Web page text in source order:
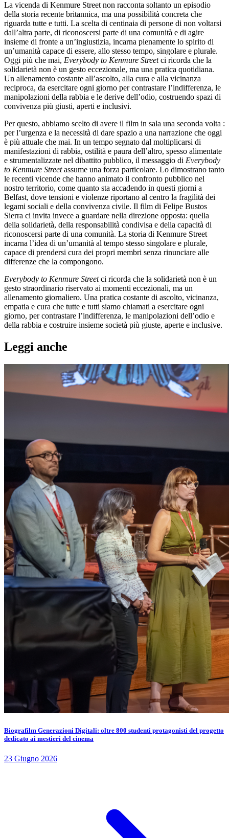
La vicenda di Kenmure Street non racconta soltanto un episodio
della storia recente britannica, ma una possibilità concreta che
riguarda tutte e tutti. La scelta di centinaia di persone di non voltarsi
dall’altra parte, di riconoscersi parte di una comunità e di agire
insieme di fronte a un’ingiustizia, incarna pienamente lo spirito di
un’umanità capace di essere, allo stesso tempo, singolare e plurale.
Oggi più che mai, Everybody to Kenmure Streetci ricorda che la
solidarietà non è un gesto eccezionale, ma una pratica quotidiana.
Un allenamento costante all’ascolto, alla cura e alla vicinanza
reciproca, da esercitare ogni giorno per contrastare l’indifferenza, le
manipolazioni della rabbia e le derive dell’odio, costruendo spazi di
convivenza più giusti, aperti e inclusivi.
Per questo, abbiamo scelto di avere il film in sala una seconda volta :
per l’urgenza e la necessità di dare spazio a una narrazione che oggi
è più attuale che mai. In un tempo segnato dal moltiplicarsi di
manifestazioni di rabbia, ostilità e paura dell’altro, spesso alimentate
e strumentalizzate nel dibattito pubblico, il messaggio di Everybody
to Kenmure Streetassume una forza particolare. Lo dimostrano tanto
le recenti vicende che hanno animato il confronto pubblico nel
nostro territorio, come quanto sta accadendo in questi giorni a
Belfast, dove tensioni e violenze riportano al centro la fragilità dei
legami sociali e della convivenza civile. Il film di Felipe Bustos
Sierra ci invita invece a guardare nella direzione opposta: quella
della solidarietà, della responsabilità condivisa e della capacità di
riconoscersi parte di una comunità. La storia di Kenmure Street
incarna l’idea di un’umanità al tempo stesso singolare e plurale,
capace di prendersi cura dei propri membri senza rinunciare alle
differenze che la compongono.
Everybody to Kenmure Streetci ricorda che la solidarietà non è un
gesto straordinario riservato ai momenti eccezionali, ma un
allenamento giornaliero. Una pratica costante di ascolto, vicinanza,
empatia e cura che tutte e tutti siamo chiamati a esercitare ogni
giorno, per contrastare l’indifferenza, le manipolazioni dell’odio e
della rabbia e costruire insieme società più giuste, aperte e inclusive.
Leggi anche
Biografilm Generazioni Digitali: oltre 800 studenti protagonisti del progetto
dedicato ai mestieri del cinema
23 Giugno 2026